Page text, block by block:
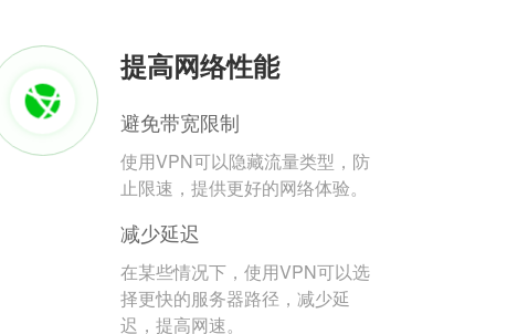
提高网络性能
避免带宽限制
使用VPN可以隐藏流量类型，防
止限速，提供更好的网络体验。
减少延迟
在某些情况下，使用VPN可以选
择更快的服务器路径，减少延
迟，提高网速。